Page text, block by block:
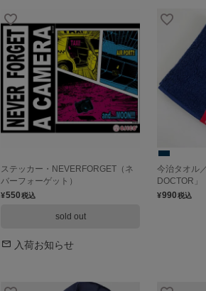
ステッカー・NEVERFORGET（ネ
バーフォーゲット）
¥550税込
sold out
入荷お知らせ
今治タオル
DOCTOR」
¥990税込